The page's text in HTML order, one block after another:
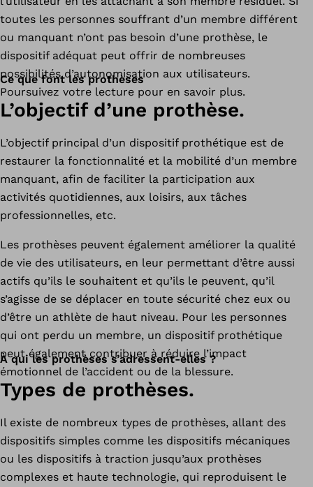
toutes les personnes souffrant d’un membre différent
ou manquant n’ont pas besoin d’une prothèse, le
dispositif adéquat peut offrir de nombreuses
possibilités d’autonomisation aux utilisateurs.
Poursuivez votre lecture pour en savoir plus.
Ce que font les prothèses
L’objectif d’une prothèse.
L’objectif principal d’un dispositif prothétique est de
restaurer la fonctionnalité et la mobilité d’un membre
manquant, afin de faciliter la participation aux
activités quotidiennes, aux loisirs, aux tâches
professionnelles, etc.
Les prothèses peuvent également améliorer la qualité
de vie des utilisateurs, en leur permettant d’être aussi
actifs qu’ils le souhaitent et qu’ils le peuvent, qu’il
s’agisse de se déplacer en toute sécurité chez eux ou
d’être un athlète de haut niveau. Pour les personnes
qui ont perdu un membre, un dispositif prothétique
peut également contribuer à réduire l’impact
émotionnel de l’accident ou de la blessure.
À qui les prothèses s’adressent-elles ?
Types de prothèses.
Il existe de nombreux types de prothèses, allant des
dispositifs simples comme les dispositifs mécaniques
ou les dispositifs à traction jusqu’aux prothèses
complexes et haute technologie, qui reproduisent le